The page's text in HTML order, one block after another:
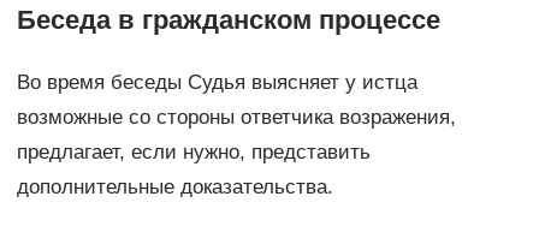
Беседа в гражданском процессе
Во время беседы Судья выясняет у истца
возможные со стороны ответчика возражения,
предлагает, если нужно, представить
дополнительные доказательства.